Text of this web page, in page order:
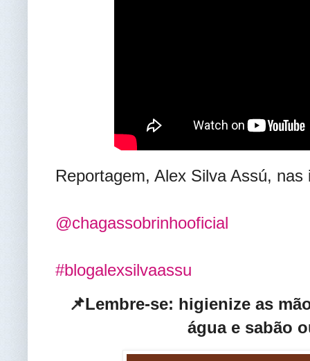
Reportagem, Alex Silva Assú,
@chagassobrinhooficial
#blogalexsilvaassu
📌Lembre-se: higienize as
água e sabão